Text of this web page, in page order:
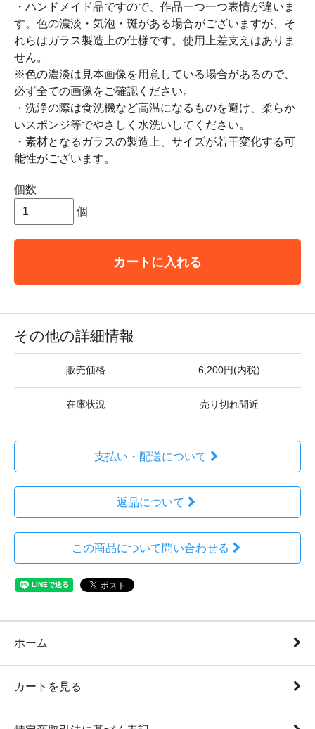
・ハンドメイド品ですので、作品一つ一つ表情が違いま
す。色の濃淡・気泡・斑がある場合がございますが、そ
れらはガラス製造上の仕様です。使用上差支えはありま
せん。
※色の濃淡は見本画像を用意している場合があるので、
必ず全ての画像をご確認ください。
・洗浄の際は食洗機など高温になるものを避け、柔らか
いスポンジ等でやさしく水洗いしてください。
・素材となるガラスの製造上、サイズが若干変化する可
能性がございます。
個数
個
カートに入れる
その他の詳細情報
販売価格 6,200円(内税)
在庫状況 売り切れ間近
支払い・配送について
返品について
この商品について問い合わせる
ホーム
カートを見る